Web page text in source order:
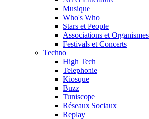
Musique
Who's Who
Stars et People
Associations et Organismes
Festivals et Concerts
Techno
High Tech
Telephonie
Kiosque
Buzz
Tuniscope
Réseaux Sociaux
Replay